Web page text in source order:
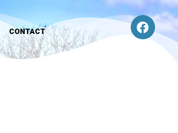
CONTACT